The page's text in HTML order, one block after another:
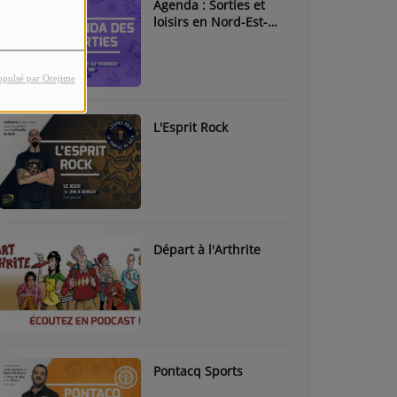
par Orejime
Agenda : Sorties et
loisirs en Nord-Est-
L'Esprit Rock
Départ à l'Arthrite
Pontacq Sports